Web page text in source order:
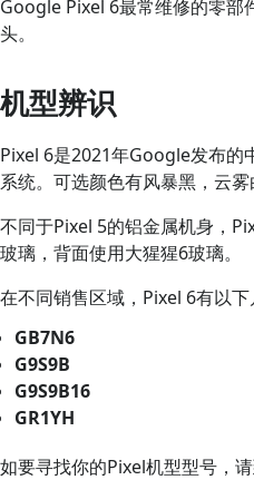
Google Pixel 6最常维修的零部
头。
机型辨识
Pixel 6是2021年Google发布
系统。可选颜色有风暴黑，云雾
不同于Pixel 5的铝金属机身，
玻璃，背面使用大猩猩6玻璃。
在不同销售区域，Pixel 6有以下
GB7N6
G9S9B
G9S9B16
GR1YH
如要寻找你的Pixel机型型号，